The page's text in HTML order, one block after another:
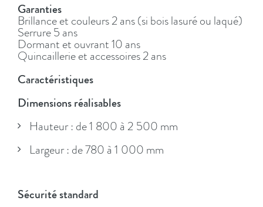
Garanties
Brillance et couleurs 2 ans (si bois lasuré ou laqué)
Serrure 5 ans
Dormant et ouvrant 10 ans
Quincaillerie et accessoires 2 ans
Caractéristiques
Dimensions réalisables
Hauteur : de 1 800 à 2 500 mm
Largeur : de 780 à 1 000 mm
Sécurité standard